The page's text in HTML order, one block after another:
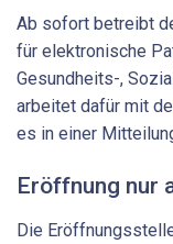
Ab sofort betreibt
für elektronische
Gesundheits-,
arbeitet dafür mit
es in einer
Eröffnung nur
Die